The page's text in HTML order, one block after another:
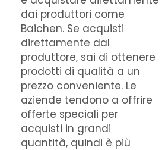
dai produttori come
Baichen. Se acquisti
direttamente dal
produttore, sai di ottenere
prodotti di qualità a un
prezzo conveniente. Le
aziende tendono a offrire
offerte speciali per
acquisti in grandi
quantità, quindi è più